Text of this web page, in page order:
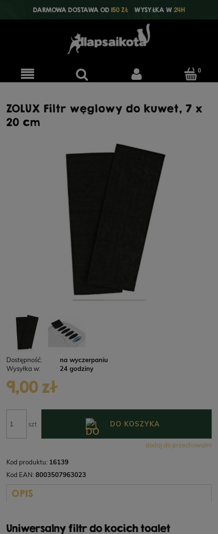
DARMOWA DOSTAWA OD150 ZŁ WYSYŁKA W24H
ZOLUX Filtr węglowy do kuwet, 7 x
20 cm
Dostępność:
na wyczerpaniu
Wysyłka w:
24 godziny
9,00 zł
szt DO KOSZYKA
dodaj do przechowalni
Kod produktu: 16139
Kod EAN: 8003507963023
OPIS
Uniwersalny filtr do kocich toalet